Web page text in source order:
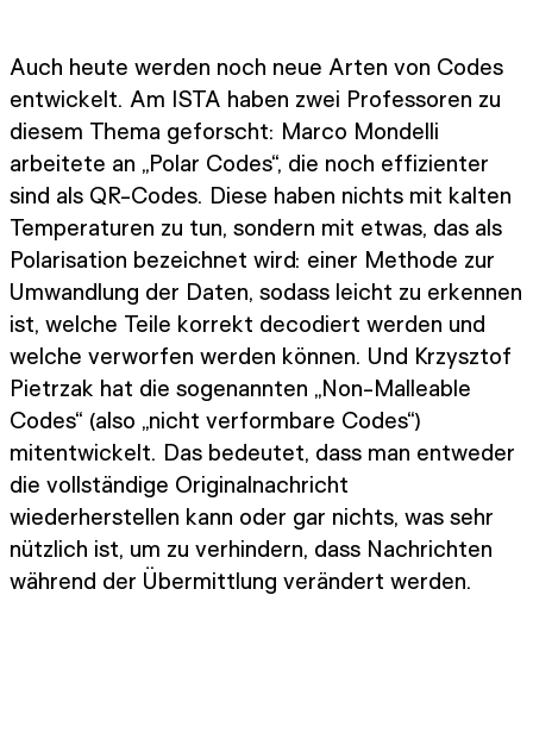
Auch heute werden noch neue Arten von Codes
entwickelt. Am ISTA haben zwei Professoren zu
diesem Thema geforscht: Marco Mondelli
arbeitete an „Polar Codes“, die noch effizienter
sind als QR-Codes. Diese haben nichts mit kalten
Temperaturen zu tun, sondern mit etwas, das als
Polarisation bezeichnet wird: einer Methode zur
Umwandlung der Daten, sodass leicht zu erkennen
ist, welche Teile korrekt decodiert werden und
welche verworfen werden können. Und Krzysztof
Pietrzak hat die sogenannten „Non-Malleable
Codes“ (also „nicht verformbare Codes“)
mitentwickelt. Das bedeutet, dass man entweder
die vollständige Originalnachricht
wiederherstellen kann oder gar nichts, was sehr
nützlich ist, um zu verhindern, dass Nachrichten
während der Übermittlung verändert werden.